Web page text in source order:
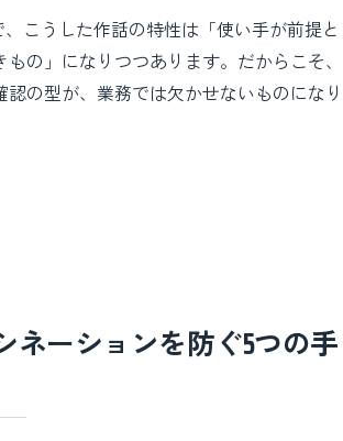
こうした作話の特性は「使い手が前提と
もの」になりつつあります。だからこそ、
の型が、業務では欠かせないものになり
ネーションを防ぐ5つの手